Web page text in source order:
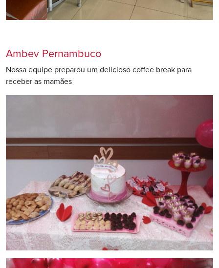
Ambev Pernambuco
Nossa equipe preparou um delicioso coffee break para
receber as mamães